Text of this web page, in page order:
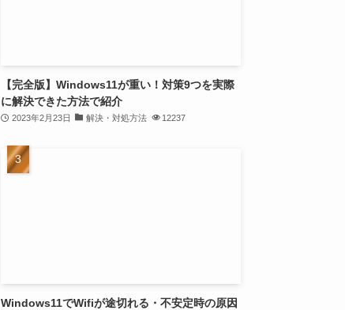
【完全版】Windows11が重い！対策9つを実際
に解決できた方法で紹介
2023年2月23日 解決・対処方法 12237
Windows11でWifiが途切れる・不安定時の原因